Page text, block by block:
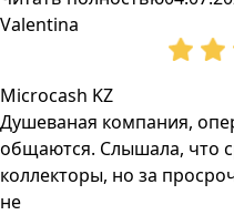
Valentina
Microcash KZ
Душеваная компания,
общаются. Слышала, что
коллекторы, но за
не